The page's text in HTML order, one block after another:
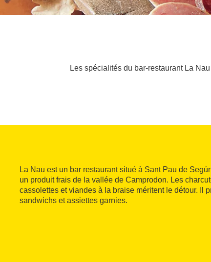
Les spécialités du bar-restaurant La
La Nau est un bar restaurant situé à Sant Pau de
un produit frais de la vallée de Camprodon. Les
cassolettes et viandes à la braise méritent le détour. Il
sandwichs et assiettes garnies.